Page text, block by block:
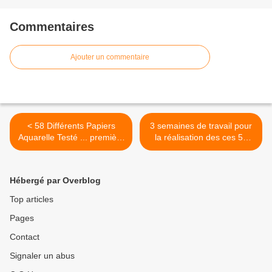
Commentaires
Ajouter un commentaire
< 58 Différents Papiers
Aquarelle Testé ... première
découverte
3 semaines de travail pour
la réalisation des ces 58
tests sur des papiers
Hébergé par Overblog
Top articles
Pages
Contact
Signaler un abus